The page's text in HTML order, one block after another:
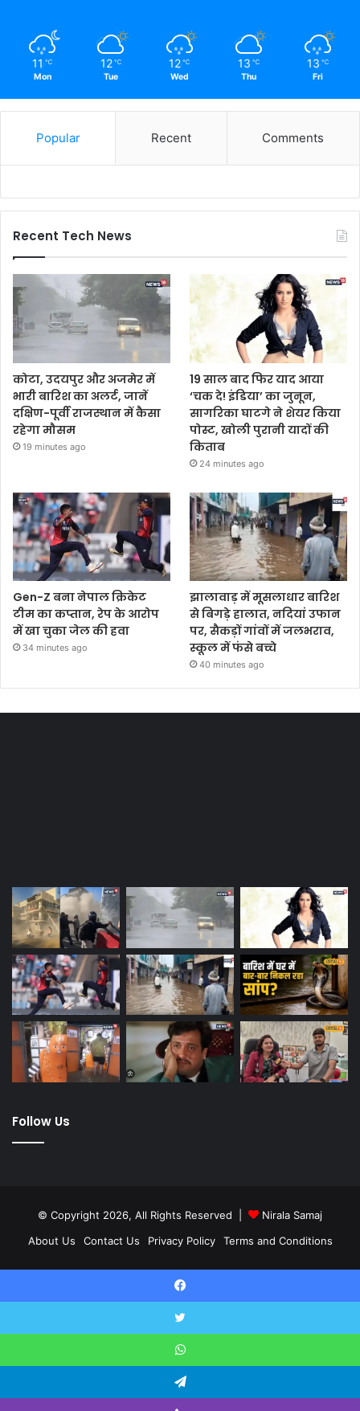
11 ℃
Mon
12 ℃
Tue
12 ℃
Wed
13 ℃
Thu
13 ℃
Fri
Popular Recent Comments
Recent Tech News
कोटा, उदयपुर और अजमेर में
भारी बारिश का अलर्ट, जानें
दक्षिण-पूर्वी राजस्थान में कैसा
रहेगा मौसम
19 minutes ago
19 साल बाद फिर याद आया
‘चक दे! इंडिया’ का जुनून,
सागरिका घाटगे ने शेयर किया
पोस्ट, खोली पुरानी यादों की
किताब
24 minutes ago
Gen-Z बना नेपाल क्रिकेट
टीम का कप्तान, रेप के आरोप
में खा चुका जेल की हवा
34 minutes ago
झालावाड़ में मूसलाधार बारिश
से बिगड़े हालात, नदियां उफान
पर, सैकड़ों गांवों में जलभराव,
स्कूल में फंसे बच्चे
40 minutes ago
Follow Us
© Copyright 2026, All Rights Reserved |
Nirala Samaj
About Us
Contact Us Privacy Policy Terms and Conditions
Twitter
Facebook
Twitter
WhatsApp
Telegram